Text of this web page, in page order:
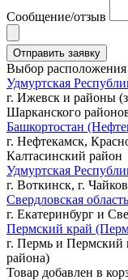
Сообщение/отзыв
Выбор расположения
Удмуртская
г. Ижевск и районы
Шарканского
Башкортостан
г. Нефтекамск,
Калтасинский район
Удмуртская
г. Воткинск, г.
Свердловская
г. Екатеринбург и
Пермский край
г. Пермь и Пермский
района)
Товар добавлен в